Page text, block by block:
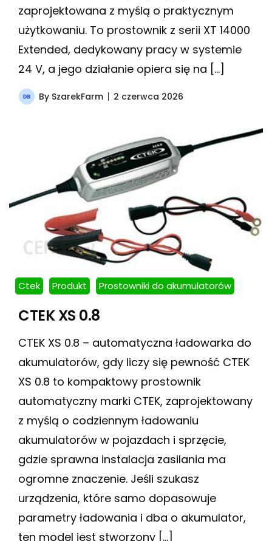
zaprojektowana z myślą o praktycznym
użytkowaniu. To prostownik z serii XT 14000
Extended, dedykowany pracy w systemie
24 V, a jego działanie opiera się na […]
By SzarekFarm 2 czerwca 2026
Ctek Produkt Prostowniki do akumulatorów
CTEK XS 0.8
CTEK XS 0.8 – automatyczna ładowarka do
akumulatorów, gdy liczy się pewność CTEK
XS 0.8 to kompaktowy prostownik
automatyczny marki CTEK, zaprojektowany
z myślą o codziennym ładowaniu
akumulatorów w pojazdach i sprzęcie,
gdzie sprawna instalacja zasilania ma
ogromne znaczenie. Jeśli szukasz
urządzenia, które samo dopasowuje
parametry ładowania i dba o akumulator,
ten model jest stworzony […]